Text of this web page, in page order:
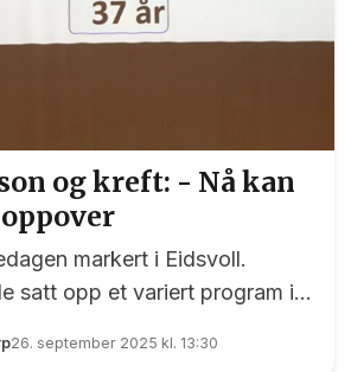
og kreft: - Nå kan
markert i Eidsvoll.
satt opp et variert program i
annet sang og musikk fra
Gravdal og Trond
26. september 2025 kl. 13:30